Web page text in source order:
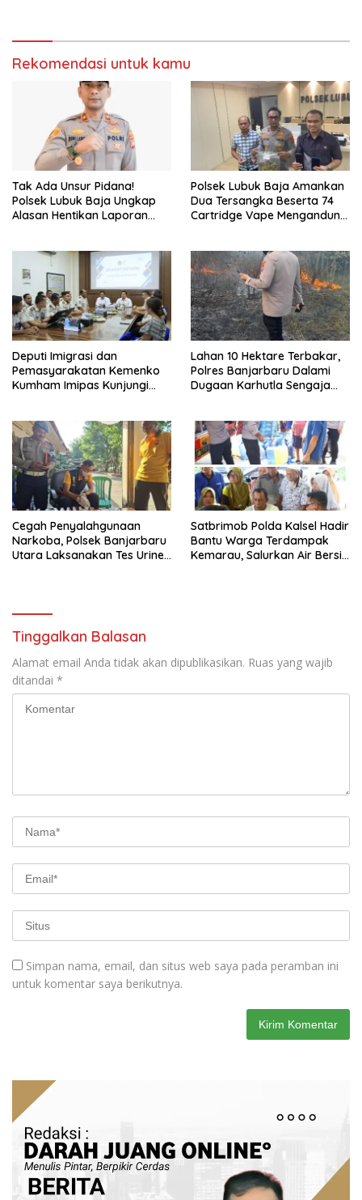
Rekomendasi untuk kamu
Tak Ada Unsur Pidana!
Polsek Lubuk Baja Ungkap
Alasan Hentikan Laporan
Polsek Lubuk Baja Amankan
Dua Tersangka Beserta 74
Cartridge Vape Mengandung
Deputi Imigrasi dan
Pemasyarakatan Kemenko
Kumham Imipas Kunjungi
Lahan 10 Hektare Terbakar,
Polres Banjarbaru Dalami
Dugaan Karhutla Sengaja
Cegah Penyalahgunaan
Narkoba, Polsek Banjarbaru
Utara Laksanakan Tes Urine
Satbrimob Polda Kalsel Hadir
Bantu Warga Terdampak
Kemarau, Salurkan Air Bersih
Tinggalkan Balasan
Alamat email Anda tidak akan dipublikasikan. Ruas yang wajib
ditandai *
Simpan nama, email, dan situs web saya pada peramban ini
untuk komentar saya berikutnya.